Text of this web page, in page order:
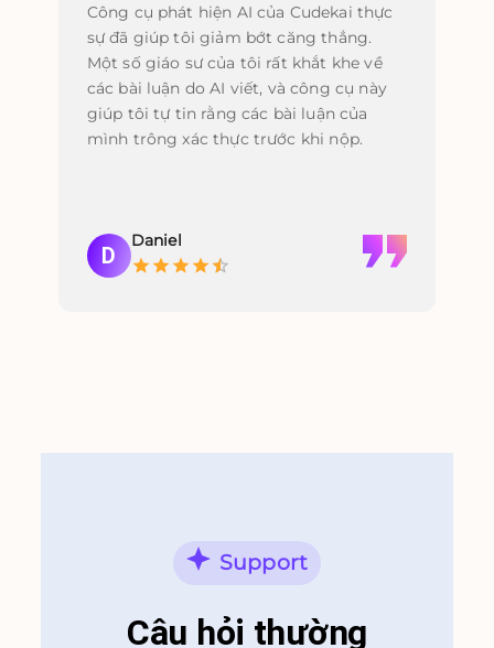
Công cụ phát hiện AI của Cudekai thực
sự đã giúp tôi giảm bớt căng thẳng.
Một số giáo sư của tôi rất khắt khe về
các bài luận do AI viết, và công cụ này
giúp tôi tự tin rằng các bài luận của
mình trông xác thực trước khi nộp.
D
Daniel
Support
Câu hỏi thường